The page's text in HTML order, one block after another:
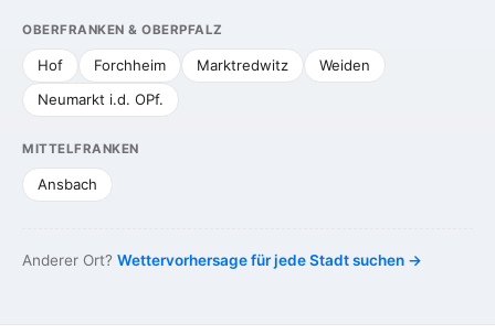
OBERFRANKEN & OBERPFALZ
Hof Forchheim Marktredwitz
Weiden
Neumarkt i.d. OPf.
MITTELFRANKEN
Ansbach
Anderer Ort? Wettervorhersage für jede Stadt suchen →